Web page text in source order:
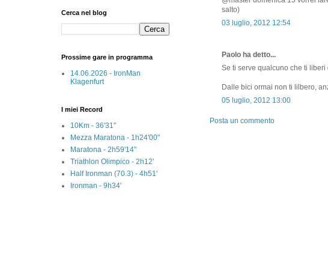
salto)
03 luglio, 2012 12:54
Paolo ha detto...
Se ti serve qualcuno che ti
Dalle bici ormai non ti lilbero,
05 luglio, 2012 13:00
Posta un commento
Cerca nel blog
Prossime gare in programma
14.06.2026 - IronMan
Klagenfurt
I miei Record
10Km - 36'31"
Mezza Maratona - 1h24'00"
Maratona - 2h59'14"
Triathlon Olimpico - 2h12'
Half Ironman (70.3) - 4h51'
Ironman - 9h34'